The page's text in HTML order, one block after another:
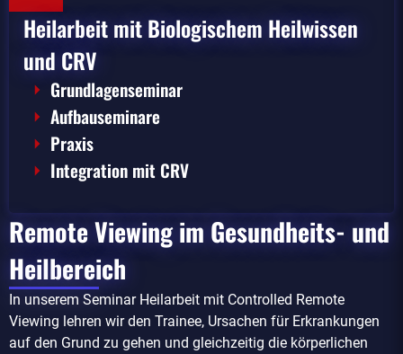
Heilarbeit mit Biologischem Heilwissen
und CRV
Grundlagenseminar
Aufbauseminare
Praxis
Integration mit CRV
Remote Viewing im Gesundheits- und
Heilbereich
In unserem Seminar Heilarbeit mit Controlled Remote
Viewing lehren wir den Trainee, Ursachen für Erkrankungen
auf den Grund zu gehen und gleichzeitig die körperlichen